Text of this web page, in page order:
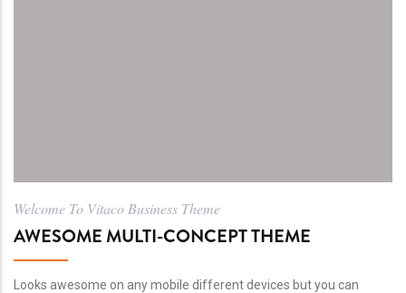
Welcome To Vitaco Business Theme
AWESOME MULTI-CONCEPT THEME
Looks awesome on any mobile different devices but you can